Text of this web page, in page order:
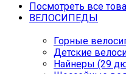
Посмотреть все
ВЕЛОСИПЕДЫ
Горные
Детские
Найнеры (29